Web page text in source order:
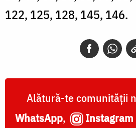
122, 125, 128, 145, 146.
Alătură-te comunității
WhatsApp, Instagram